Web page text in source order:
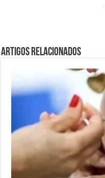
Artigos Relacionados